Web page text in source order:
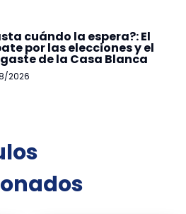
cuándo la espera?: El
por las elecciones y el
de la Casa Blanca
2026